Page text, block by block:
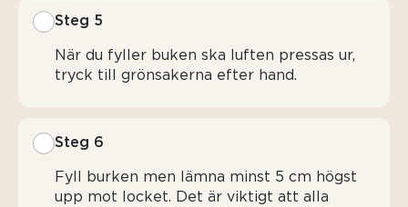
Steg 5
När du fyller buken ska luften pressas ur,
tryck till grönsakerna efter hand.
Steg 6
Fyll burken men lämna minst 5 cm högst
upp mot locket. Det är viktigt att alla